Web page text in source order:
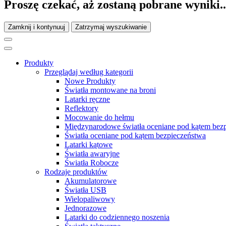
Proszę czekać, aż zostaną pobrane
Zamknij i kontynuuj Zatrzymaj wyszukiwanie
Produkty
Przeglądaj według kategorii
Nowe Produkty
Światła montowane na broni
Latarki ręczne
Reflektory
Mocowanie do hełmu
Międzynarodowe światła oceniane pod kątem
Światła oceniane pod kątem bezpieczeństwa
Latarki kątowe
Światła awaryjne
Światła Robocze
Rodzaje produktów
Akumulatorowe
Światła USB
Wielopaliwowy
Jednorazowe
Latarki do codziennego noszenia